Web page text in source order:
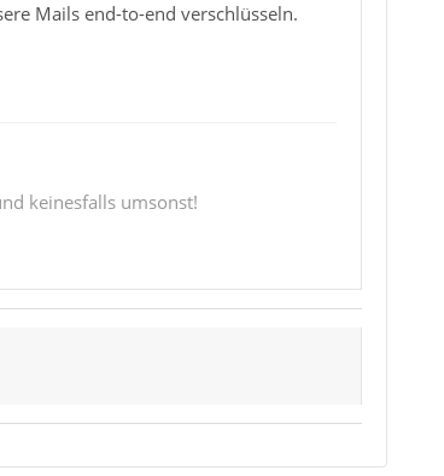
Mails end-to-end verschlüsseln.
keinesfalls umsonst!